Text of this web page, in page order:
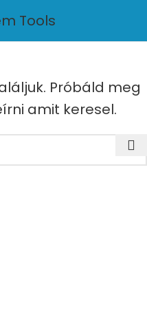
Próbáld meg
amit keresel.